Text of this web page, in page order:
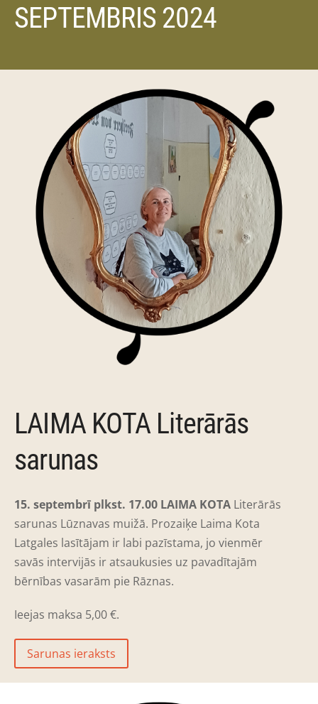
SEPTEMBRIS 2024
LAIMA KOTA Literārās
sarunas
15. septembrī plkst. 17.00 LAIMA KOTA Literārās
sarunas Lūznavas muižā. Prozaiķe Laima Kota
Latgales lasītājam ir labi pazīstama, jo vienmēr
savās intervijās ir atsaukusies uz pavadītajām
bērnības vasarām pie Rāznas.
Ieejas maksa 5,00 €.
Sarunas ieraksts